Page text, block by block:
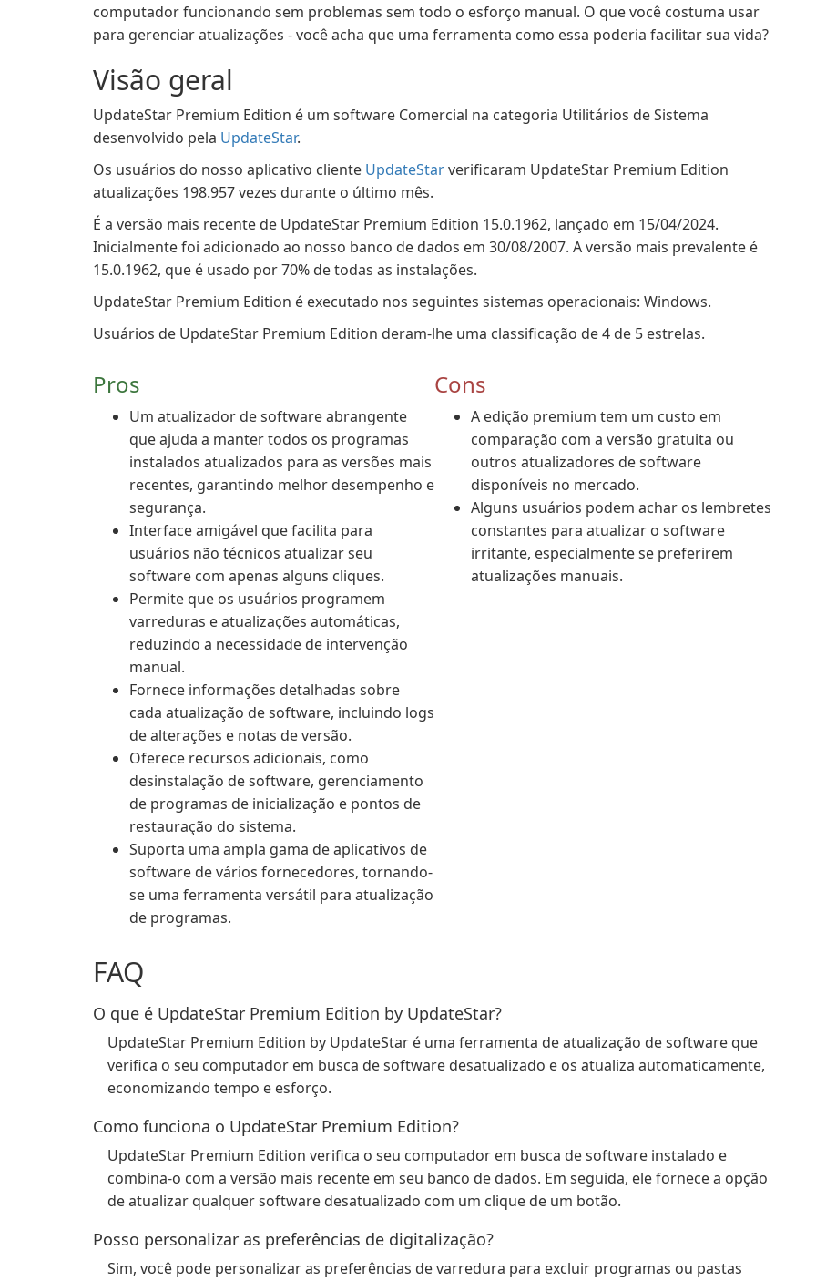
computador funcionando sem problemas sem todo o esforço manual. O que você costuma usar
para gerenciar atualizações - você acha que uma ferramenta como essa poderia facilitar sua vida?
Visão geral
UpdateStar Premium Edition é um software Comercial na categoria Utilitários de Sistema
desenvolvido pela UpdateStar.
Os usuários do nosso aplicativo cliente UpdateStarverificaram UpdateStar Premium Edition
atualizações 198.957 vezes durante o último mês.
É a versão mais recente de UpdateStar Premium Edition 15.0.1962, lançado em 15/04/2024.
Inicialmente foi adicionado ao nosso banco de dados em 30/08/2007. A versão mais prevalente é
15.0.1962, que é usado por 70% de todas as instalações.
UpdateStar Premium Edition é executado nos seguintes sistemas operacionais: Windows.
Usuários de UpdateStar Premium Edition deram-lhe uma classificação de 4 de 5 estrelas.
Pros
Um atualizador de software abrangente
que ajuda a manter todos os programas
instalados atualizados para as versões mais
recentes, garantindo melhor desempenho e
segurança.
Interface amigável que facilita para
usuários não técnicos atualizar seu
software com apenas alguns cliques.
Permite que os usuários programem
varreduras e atualizações automáticas,
reduzindo a necessidade de intervenção
manual.
Fornece informações detalhadas sobre
cada atualização de software, incluindo logs
de alterações e notas de versão.
Oferece recursos adicionais, como
desinstalação de software, gerenciamento
de programas de inicialização e pontos de
restauração do sistema.
Suporta uma ampla gama de aplicativos de
software de vários fornecedores, tornando-
se uma ferramenta versátil para atualização
de programas.
Cons
A edição premium tem um custo em
comparação com a versão gratuita ou
outros atualizadores de software
disponíveis no mercado.
Alguns usuários podem achar os lembretes
constantes para atualizar o software
irritante, especialmente se preferirem
atualizações manuais.
FAQ
O que é UpdateStar Premium Edition by UpdateStar?
UpdateStar Premium Edition by UpdateStar é uma ferramenta de atualização de software que
verifica o seu computador em busca de software desatualizado e os atualiza automaticamente,
economizando tempo e esforço.
Como funciona o UpdateStar Premium Edition?
UpdateStar Premium Edition verifica o seu computador em busca de software instalado e
combina-o com a versão mais recente em seu banco de dados. Em seguida, ele fornece a opção
de atualizar qualquer software desatualizado com um clique de um botão.
Posso personalizar as preferências de digitalização?
Sim, você pode personalizar as preferências de varredura para excluir programas ou pastas